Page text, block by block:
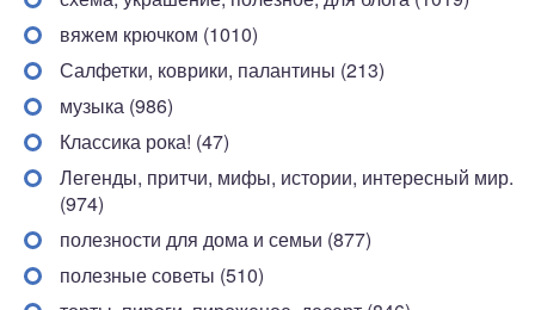
вяжем крючком (1010)
Салфетки, коврики, палантины (213)
музыка (986)
Классика рока! (47)
Легенды, притчи, мифы, истории, интересный мир.
(974)
полезности для дома и семьи (877)
полезные советы (510)